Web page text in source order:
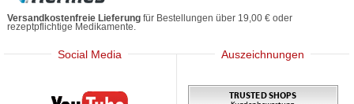
Versandkostenfreie Lieferung für Bestellungen über 19,00 € oder
rezeptpflichtige Medikamente.
Social Media
Mediherz
Auszeichnungen